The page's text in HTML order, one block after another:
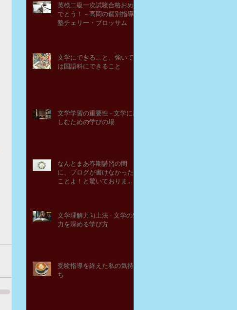
英検二級一次試験合格おめ
でとう！－高岡の個別指導
塾チェリー・ブロッサム
文学にできること、強いて
は国語科にできること
文学学習の重要性 - 文学に親
しむための学びの場
なんとまあ春期講習の間
に、ブログが書けなかった
ことよ！と驚いておりま
文学理解力向上法 - 文学の魅
力を深める学び方
受験指導を終えた私の気持
ち